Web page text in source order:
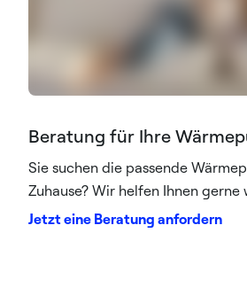
Beratung für Ihre
Sie suchen die passende
Zuhause? Wir helfen Ihnen gerne
Jetzt eine Beratung anfordern